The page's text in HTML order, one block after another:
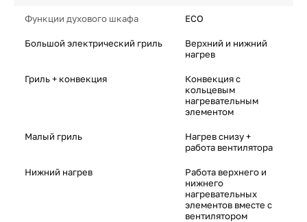
Функции духового шкафа ECO
Большой электрический гриль
Верхний и нижний
нагрев
Гриль + конвекция
Конвекция с
кольцевым
нагревательным
элементом
Малый гриль
Нагрев снизу +
работа вентилятора
Нижний нагрев
Работа верхнего и
нижнего
нагревательных
элементов вместе с
вентилятором